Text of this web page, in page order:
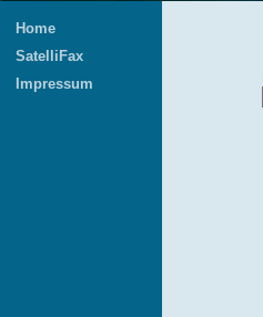
Home
SatelliFax
Impressum